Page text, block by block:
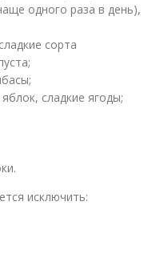
одного раза в день),
сорта
сладкие ягоды;
исключить: